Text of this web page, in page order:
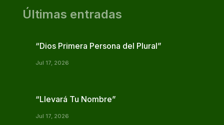
Últimas entradas
“Dios Primera Persona del Plural”
Jul 17, 2026
“Llevará Tu Nombre”
Jul 17, 2026